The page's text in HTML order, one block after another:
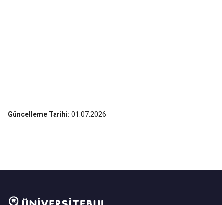
Güncelleme Tarihi: 01.07.2026